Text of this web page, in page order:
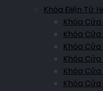
Showroom Lai Châu
Đường Võ Nguyên Giáp,
0911.007.365
Showroom Yên Bái
Khóa Điện Tử
Khóa
Khóa
Khóa
Khóa
Khóa
Khóa